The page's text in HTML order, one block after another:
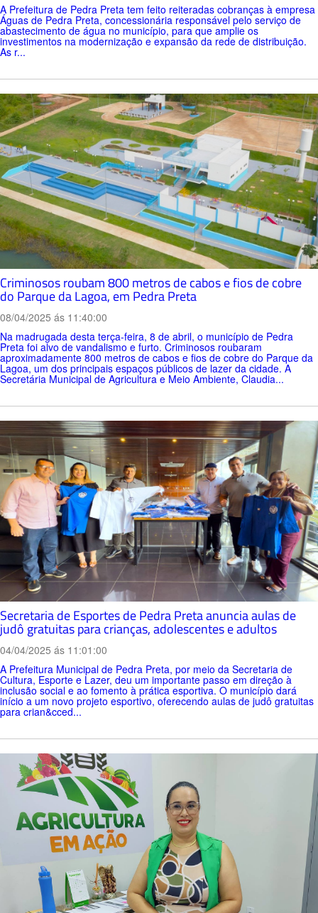
A Prefeitura de Pedra Preta tem feito reiteradas cobranças à empresa
Águas de Pedra Preta, concessionária responsável pelo serviço de
abastecimento de água no município, para que amplie os
investimentos na modernização e expansão da rede de distribuição.
As r...
Criminosos roubam 800 metros de cabos e fios de cobre
do Parque da Lagoa, em Pedra Preta
08/04/2025 ás 11:40:00
Na madrugada desta terça-feira, 8 de abril, o município de Pedra
Preta foi alvo de vandalismo e furto. Criminosos roubaram
aproximadamente 800 metros de cabos e fios de cobre do Parque da
Lagoa, um dos principais espaços públicos de lazer da cidade. A
Secretária Municipal de Agricultura e Meio Ambiente, Claudia...
Secretaria de Esportes de Pedra Preta anuncia aulas de
judô gratuitas para crianças, adolescentes e adultos
04/04/2025 ás 11:01:00
A Prefeitura Municipal de Pedra Preta, por meio da Secretaria de
Cultura, Esporte e Lazer, deu um importante passo em direção à
inclusão social e ao fomento à prática esportiva. O município dará
início a um novo projeto esportivo, oferecendo aulas de judô gratuitas
para crian&cced...